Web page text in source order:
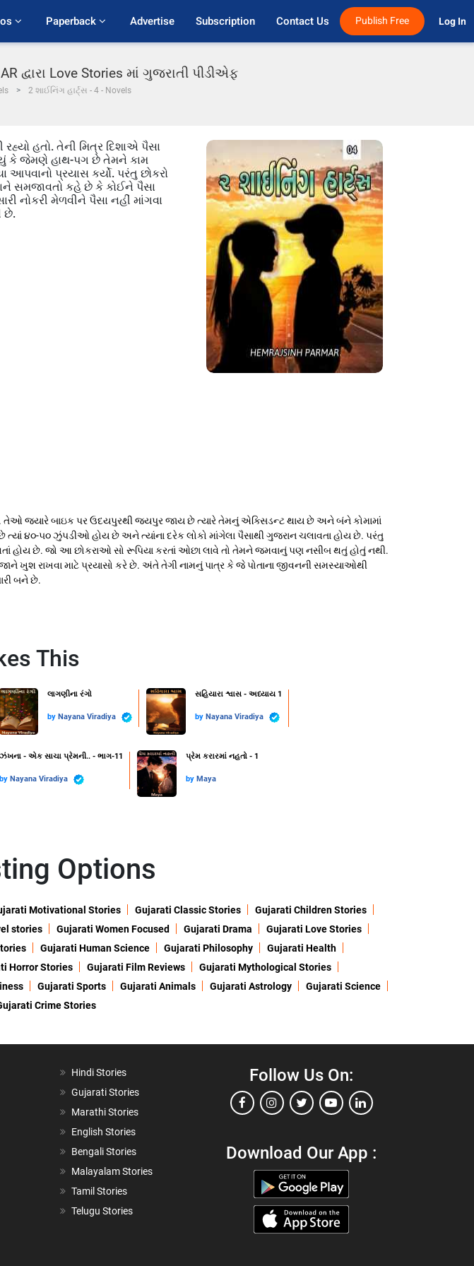
Paperback Advertise Subscription Contact Us Publish Free Log In
દ્વારા Love Stories માં ગુજરાતી પીડીએફ
2 શાઈનિંગ હાર્ટ્સ - 4 - Novels
હતો. તેની મિત્ર દિશાએ પૈસા
કે જેમણે હાથ-પગ છે તેમને કામ
પ્રયાસ કર્યો. પરંતુ છોકરો
સમજાવતો કહે છે કે કોઈને પૈસા
નોકરી મેળવીને પૈસા નહીં માંગવા
છે.
તેઓ જયારે બાઇક પર ઉદયપુરથી જયપુર જાય છે ત્યારે તેમનું એક્સિડન્ટ થાય છે અને બંને કોમામાં
૪૦-૫૦ ઝુંપડીઓ હોય છે અને ત્યાંના દરેક લોકો માંગેલા પૈસાથી ગુજરાન ચલાવતા હોય છે. પરંતુ
હોય છે. જો આ છોકરાઓ સો રૂપિયા કરતાં ઓછા લાવે તો તેમને જમવાનું પણ નસીબ થતું હોતું નથી.
ખુશ રાખવા માટે પ્રયાસો કરે છે. અંતે તેગી નામનું પાત્ર કે જે પોતાના જીવનની સમસ્યાઓથી
બને છે.
This
લાગણીના રંગો
by Nayana Viradiya
સહિયારા શ્વાસ - અધ્યાય 1
by Nayana Viradiya
ઝંખના - એક સાચા પ્રેમની.. - ભાગ-11
by Nayana Viradiya
પ્રેમ કરારમાં નહતો - 1
by Maya
Options
Motivational Stories Gujarati Classic Stories
Gujarati Children Stories
stories Gujarati Women Focused Gujarati Drama
Gujarati Love Stories
Gujarati Human Science Gujarati Philosophy
Gujarati Health
Horror Stories Gujarati Film Reviews
Gujarati Mythological Stories
Gujarati Sports Gujarati Animals Gujarati Astrology
Gujarati Science
Crime Stories
Hindi Stories
Gujarati Stories
Marathi Stories
English Stories
Bengali Stories
Malayalam Stories
Tamil Stories
Telugu Stories
Follow Us On:
Download Our App :